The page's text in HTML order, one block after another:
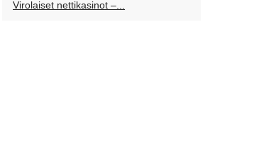
Virolaiset nettikasinot –...